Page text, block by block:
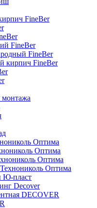
FineBer
FineBer
FineBer
кирпич FineBer
Оптима
Оптима
Оптима
Оптима
Ю-пласт
Decover
DECOVER